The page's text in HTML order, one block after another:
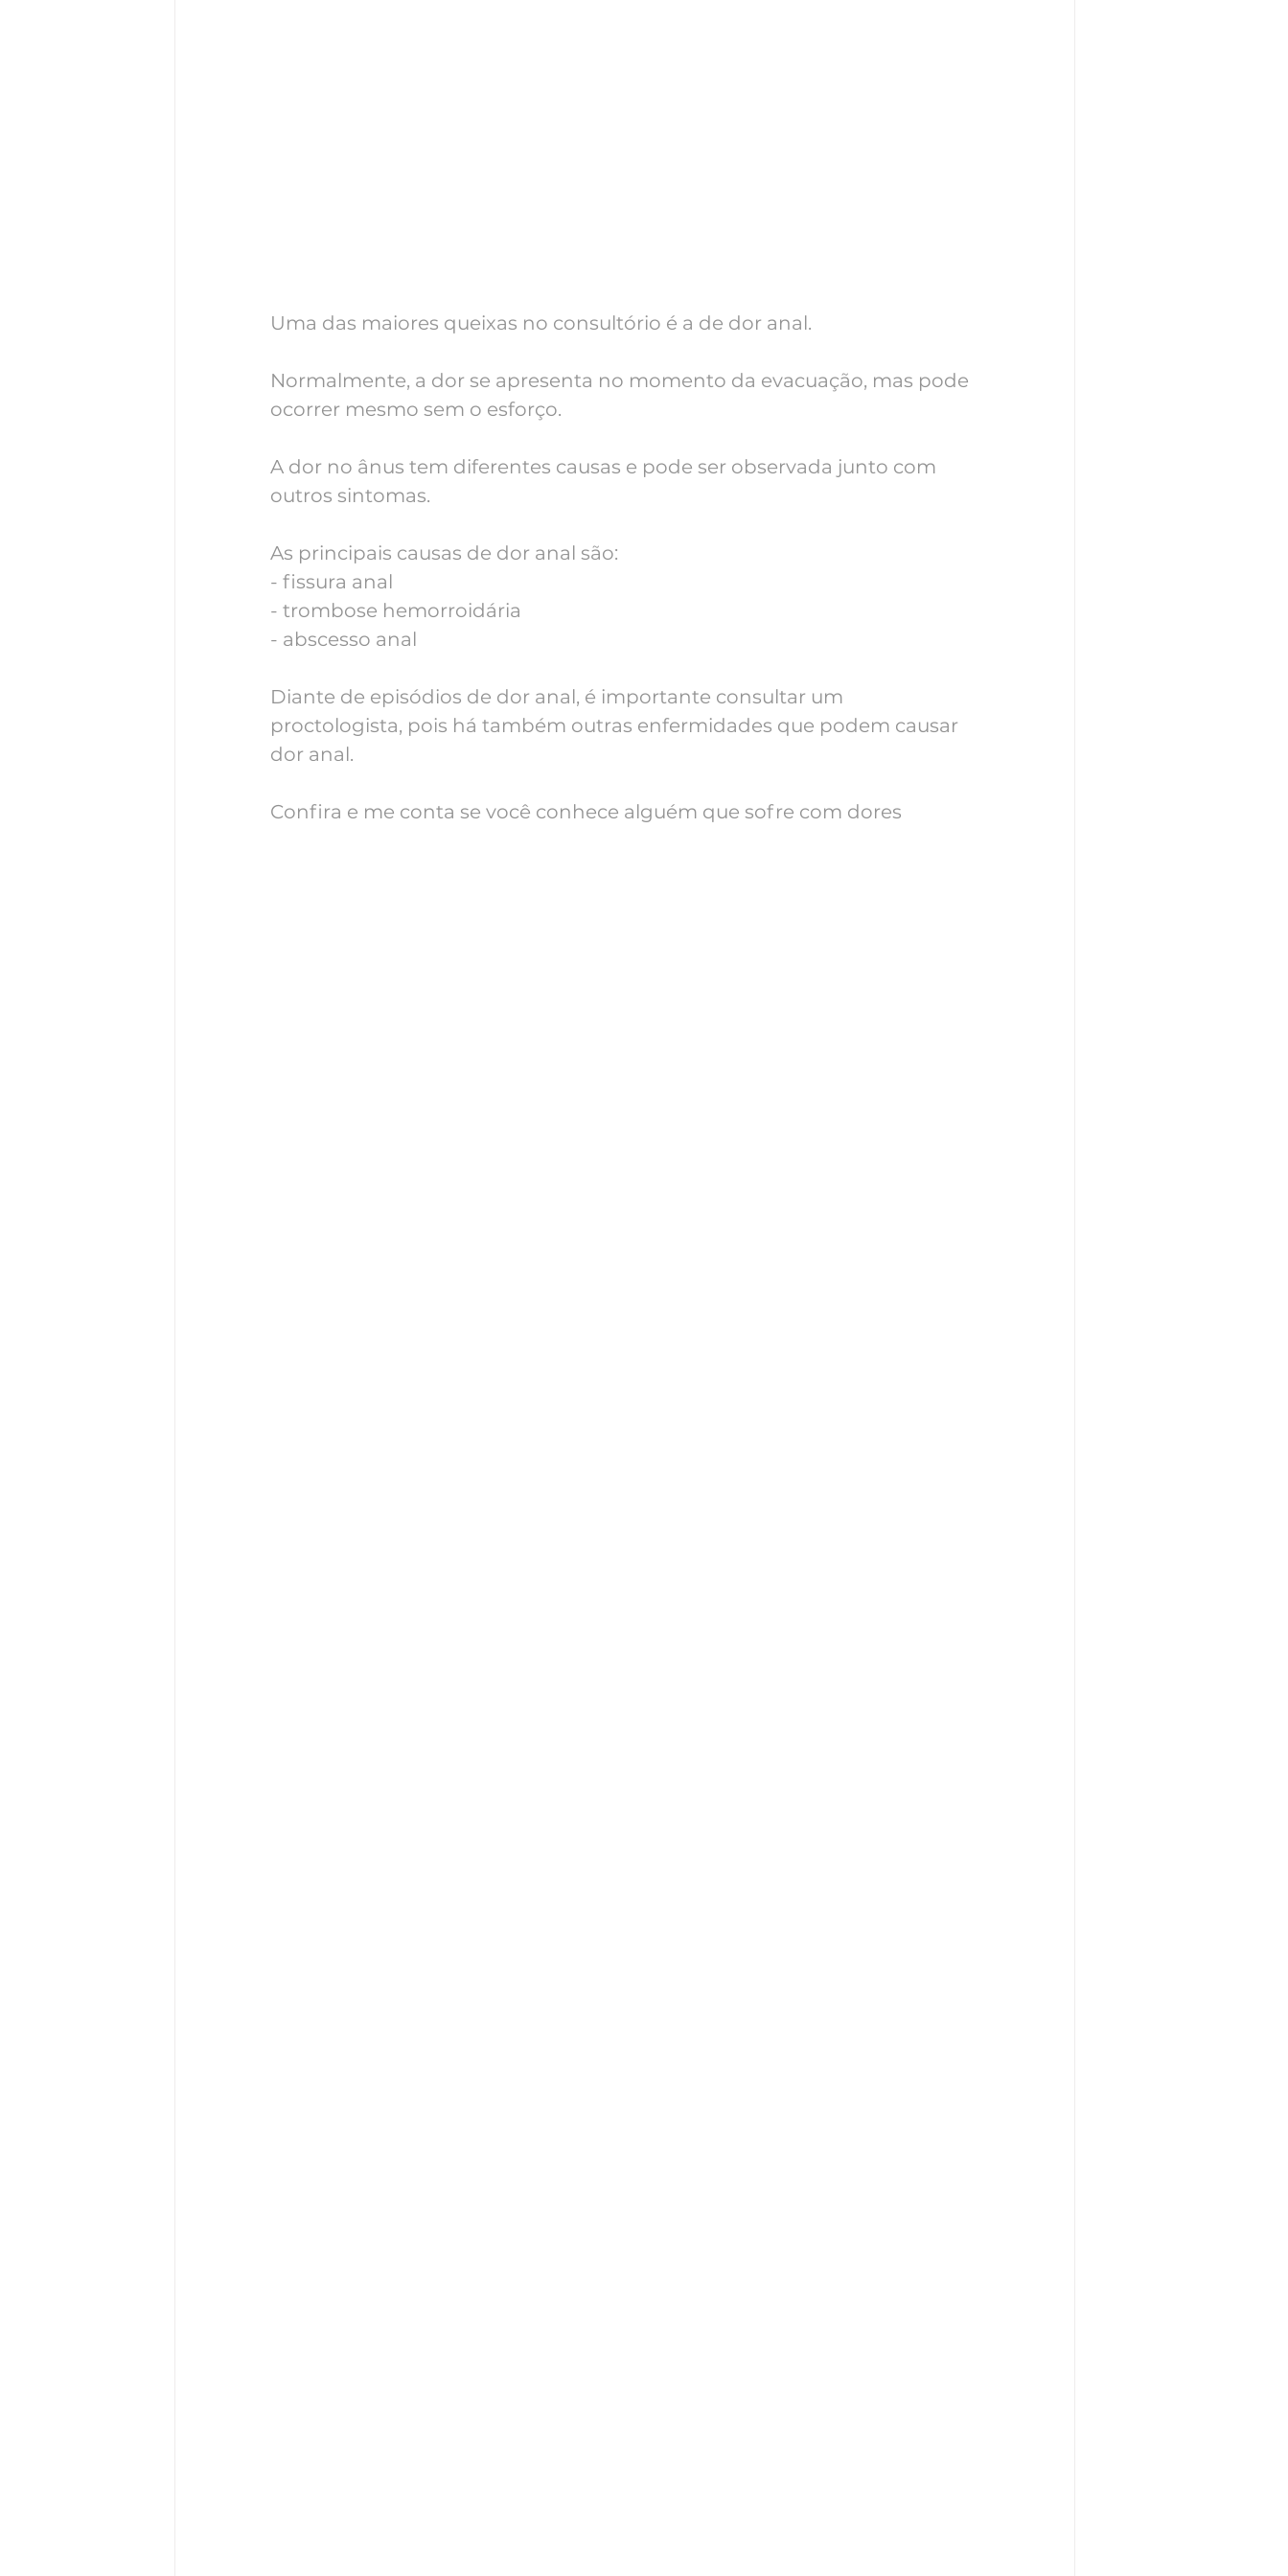
Uma das maiores queixas no consultório é a de dor anal.
Normalmente, a dor se apresenta no momento da evacuação, mas pode
ocorrer mesmo sem o esforço.
A dor no ânus tem diferentes causas e pode ser observada junto com
outros sintomas.
As principais causas de dor anal são:
- fissura anal
- trombose hemorroidária
- abscesso anal
Diante de episódios de dor anal, é importante consultar um
proctologista, pois há também outras enfermidades que podem causar
dor anal.
Confira e me conta se você conhece alguém que sofre com dores